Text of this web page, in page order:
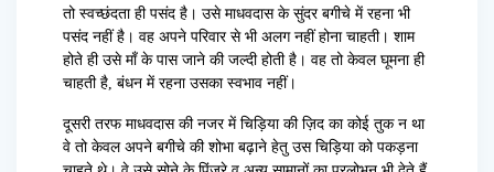
तो स्वच्छंदता ही पसंद है। उसे माधवदास के सुंदर बगीचे में रहना भी
पसंद नहीं है। वह अपने परिवार से भी अलग नहीं होना चाहती। शाम
होते ही उसे माँ के पास जाने की जल्दी होती है। वह तो केवल घूमना ही
चाहती है, बंधन में रहना उसका स्वभाव नहीं।
दूसरी तरफ माधवदास की नजर में चिड़िया की ज़िद का कोई तुक न था
वे तो केवल अपने बगीचे की शोभा बढ़ाने हेतु उस चिड़िया को पकड़ना